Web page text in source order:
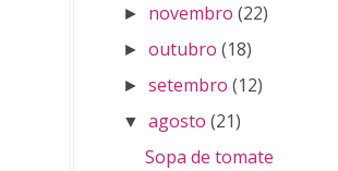
► novembro (22)
►outubro (18)
►setembro (12)
▼ agosto (21)
Sopa de tomate